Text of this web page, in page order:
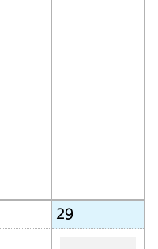
29